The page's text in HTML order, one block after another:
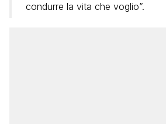
condurre la vita che voglio”.